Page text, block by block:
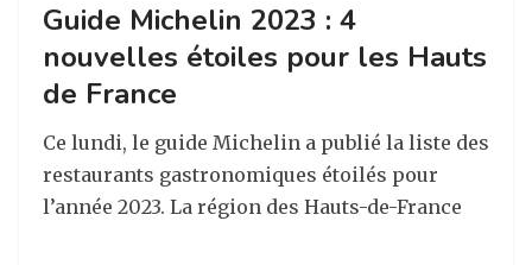
Guide Michelin 2023 : 4
nouvelles étoiles pour les Hauts
de France
Ce lundi, le guide Michelin a publié la liste des
restaurants gastronomiques étoilés pour
l’année 2023. La région des Hauts-de-France